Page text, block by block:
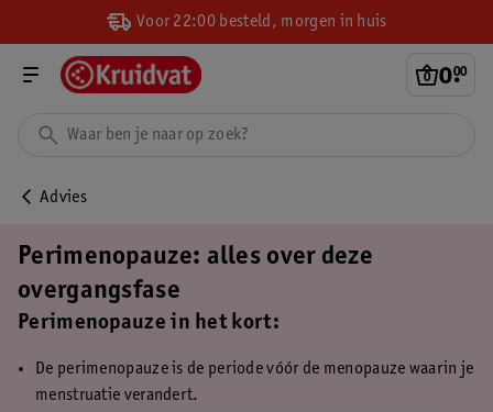
Voor 22:00 besteld, morgen in huis
0.
00
Advies
Perimenopauze: alles over deze
overgangsfase
Perimenopauze in het kort:
De perimenopauze is de periode vóór de menopauze waarin je
menstruatie verandert.